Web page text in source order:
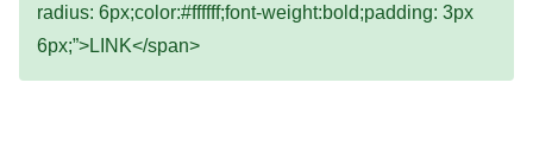
radius: 6px;color:#ffffff;font-weight:bold;padding: 3px
6px;”>LINK</span>